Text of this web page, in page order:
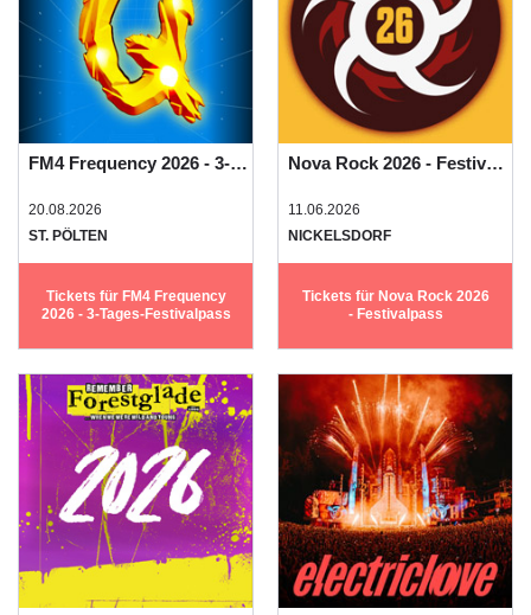
FM4 Frequency 2026 - 3-Tages-Festivalpass
20.08.2026
ST. PÖLTEN
Tickets für FM4 Frequency
2026 - 3-Tages-Festivalpass
Nova Rock 2026 - Festivalpass
11.06.2026
NICKELSDORF
Tickets für Nova Rock 2026
- Festivalpass